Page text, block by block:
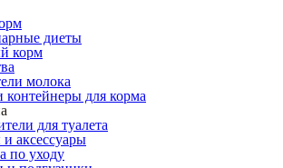
диеты
корм
молока
для корма
для туалета
аксессуары
по уходу